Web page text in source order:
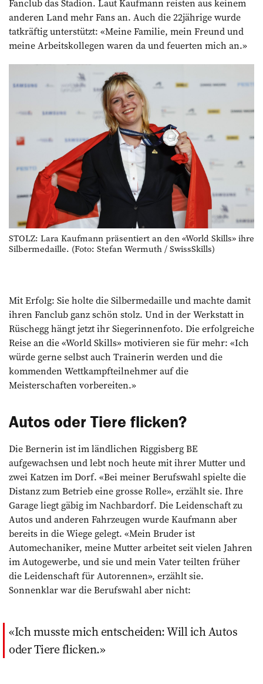
Fanclub das Stadion. Laut Kaufmann reisten aus keinem
anderen Land mehr Fans an. Auch die 22jährige wurde
tatkräftig unterstützt: «Meine Familie, mein Freund und
meine Arbeitskollegen waren da und feuerten mich an.»
STOLZ: Lara Kaufmann präsentiert an den «World Skills» ihre
Silbermedaille. (Foto: Stefan Wermuth / SwissSkills)
Mit Erfolg: Sie holte die Silbermedaille und machte damit
ihren Fanclub ganz schön stolz. Und in der Werkstatt in
Rüschegg hängt jetzt ihr Siegerinnenfoto. Die erfolgreiche
Reise an die «World Skills» motivieren sie für mehr: «Ich
würde gerne selbst auch Trainerin werden und die
kommenden Wettkampfteilnehmer auf die
Meisterschaften vorbereiten.»
Autos oder Tiere flicken?
Die Bernerin ist im ländlichen Riggisberg BE
aufgewachsen und lebt noch heute mit ihrer Mutter und
zwei Katzen im Dorf. «Bei meiner Berufswahl spielte die
Distanz zum Betrieb eine grosse Rolle», erzählt sie. Ihre
Garage liegt gäbig im Nachbardorf. Die Leidenschaft zu
Autos und anderen Fahrzeugen wurde Kaufmann aber
bereits in die Wiege gelegt. «Mein Bruder ist
Automechaniker, meine Mutter arbeitet seit vielen Jahren
im Autogewerbe, und sie und mein Vater teilten früher
die Leidenschaft für Autorennen», erzählt sie.
Sonnenklar war die Berufswahl aber nicht:
Ich musste mich entscheiden: Will ich Autos
oder Tiere flicken.